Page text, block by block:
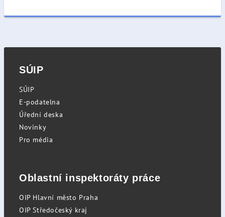
SÚIP
SÚIP
E-podatelna
Úřední deska
Novinky
Pro média
Oblastní inspektoráty práce
OIP Hlavní město Praha
OIP Středočeský kraj